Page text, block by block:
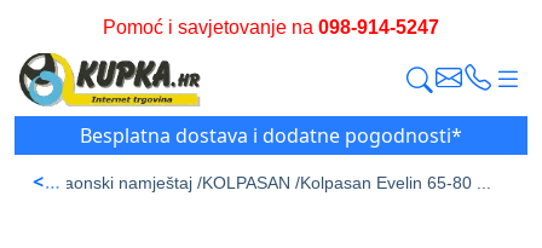
Pomoć i savjetovanje na 098-914-5247
Besplatna dostava i dodatne pogodnosti*
<
/Kupaonski namještaj /KOLPASAN /Kolpasan Evelin 65-80 ...